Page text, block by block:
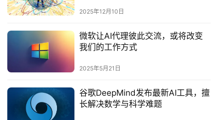
2025年12月10日
微软让AI代理彼此交流，或将改变
我们的工作方式
2025年5月21日
谷歌DeepMind发布最新AI工具，擅
长解决数学与科学难题